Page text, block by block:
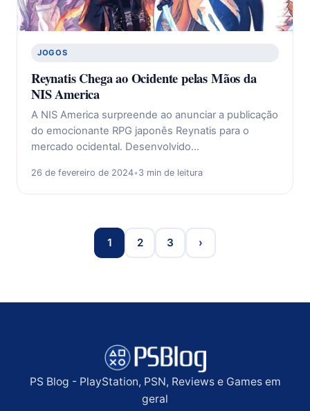
JOGOS
Reynatis Chega ao Ocidente pelas Mãos da
NIS America
A NIS America surpreende ao anunciar a publicação
do emocionante RPG japonês Reynatis para o
mercado ocidental. Desenvolvido…
26 de fevereiro de 2024•3 min de leitura
1 2 3 ›
PS Blog - PlayStation, PSN, Reviews e Games em
geral